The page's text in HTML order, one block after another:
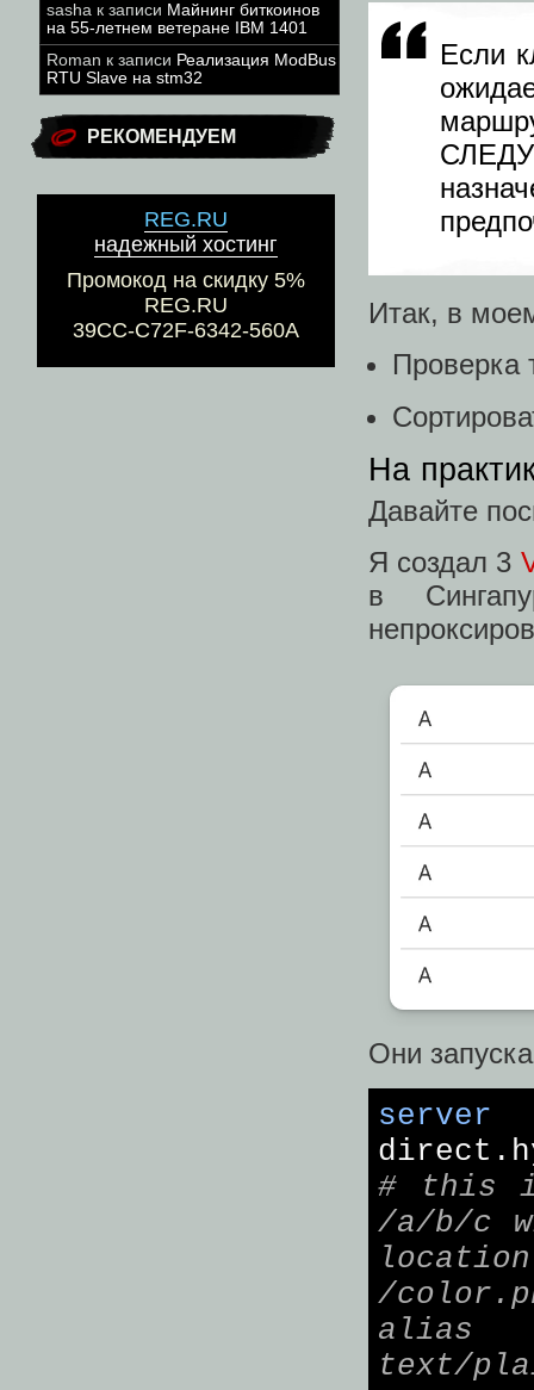
sasha к записи Майнинг биткоинов
на 55-летнем ветеране IBM 1401
Roman к записи Реализация ModBus
RTU Slave на stm32
РЕКОМЕНДУЕМ
REG.RU
надежный хостинг
Промокод на скидку 5%
REG.RU
39CC-C72F-6342-560A
Если
Итак, в
Проверка
На
Давайте
Я создал 3
в
Они
server
# this
/a/b/c
/
alias
text/